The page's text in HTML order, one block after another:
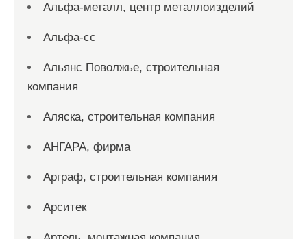
Альфа-металл, центр металлоизделий
Альфа-сс
Альянс Поволжье, строительная
компания
Аляска, строительная компания
АНГАРА, фирма
Арграф, строительная компания
Арситек